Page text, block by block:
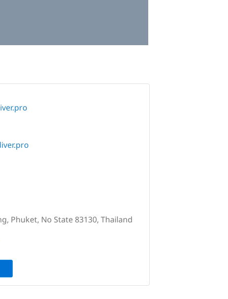
Phuket, No State 83130, Thailand